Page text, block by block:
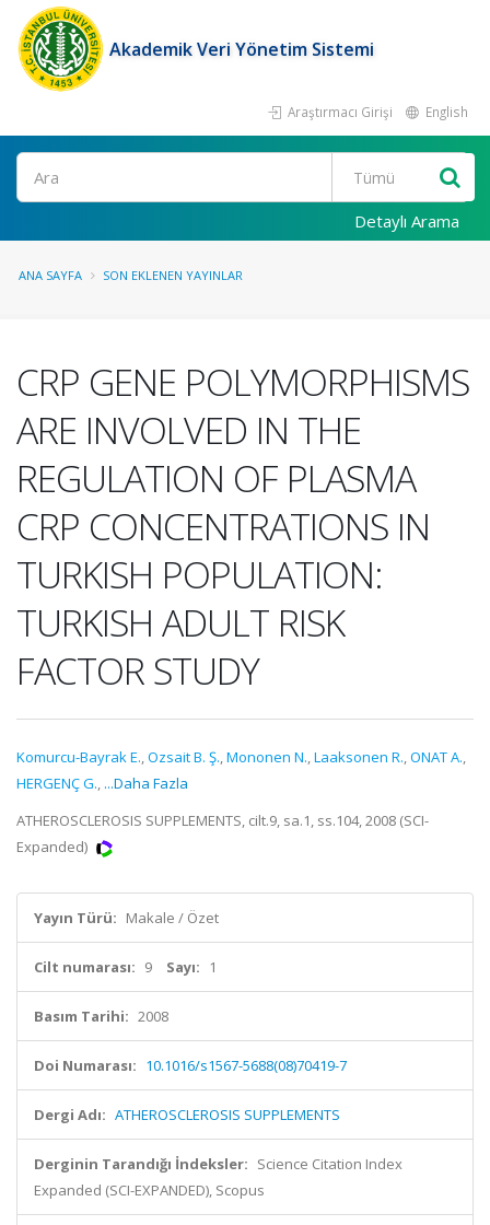
Akademik Veri Yönetim Sistemi
Araştırmacı Girişi English
Ara
Detaylı Arama
ANA SAYFA SON EKLENEN YAYINLAR
CRP GENE POLYMORPHISMS
ARE INVOLVED IN THE
REGULATION OF PLASMA
CRP CONCENTRATIONS IN
TURKISH POPULATION:
TURKISH ADULT RISK
FACTOR STUDY
Komurcu-Bayrak E.,Ozsait B. Ş.,Mononen N.,Laaksonen R.,ONAT A.,
HERGENÇ G., ...Daha Fazla
ATHEROSCLEROSIS SUPPLEMENTS, cilt.9, sa.1, ss.104, 2008 (SCI-
Expanded)
Yayın Türü: Makale / Özet
Cilt numarası: 9 Sayı: 1
Basım Tarihi: 2008
Doi Numarası: 10.1016/s1567-5688(08)70419-7
Dergi Adı: ATHEROSCLEROSIS SUPPLEMENTS
Derginin Tarandığı İndeksler: Science Citation Index
Expanded (SCI-EXPANDED), Scopus